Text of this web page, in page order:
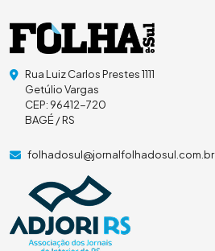
Rua Luiz Carlos Prestes 1111
Getúlio Vargas
CEP: 96412-720
BAGÉ / RS
folhadosul@jornalfolhadosul.com.br